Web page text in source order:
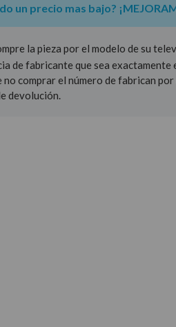
un precio mas bajo?
la pieza por el modelo de su
de fabricante que sea exactamente
no comprar el número de fabrican
devolución.